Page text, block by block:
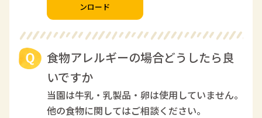
ンロード
食物アレルギーの場合どうしたら良
いですか
当園は牛乳・乳製品・卵は使用していません。
他の食物に関してはご相談ください。